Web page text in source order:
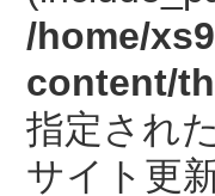
/home/
content/
指定され
サイト更